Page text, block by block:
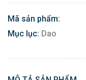
Mã sản phẩm:
Mục lục: Dao